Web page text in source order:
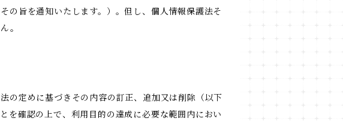
の旨を通知いたします。）。但し、個人情報保護法そ
。
の定めに基づきその内容の訂正、追加又は削除（以下
を確認の上で、利用目的の達成に必要な範囲内におい